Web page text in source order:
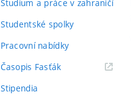
Studium a práce v zahraničí
Studentské spolky
Pracovní nabídky
Časopis Fasťák(externí
Stipendia